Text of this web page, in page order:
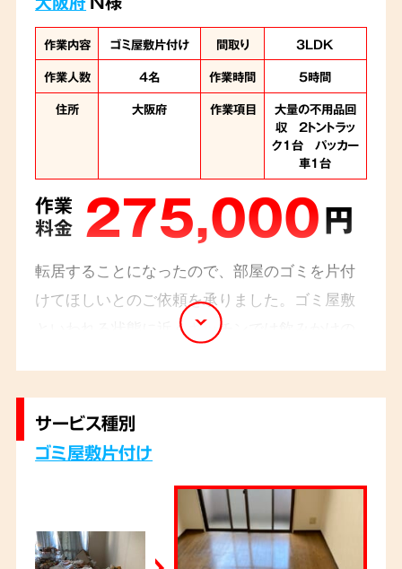
作業内容 ゴミ屋敷片付け 間取り
3LDK
作業人数
4名 作業時間
5時間
住所
大阪府 作業項目
大量の不用品回
収 2トントラッ
ク１台 パッカー
車１台
作業
料金 275,000円
転居することになったので、部屋のゴミを片付
けてほしいとのご依頼を承りました。ゴミ屋敷
といわれる状態に近くキッチンでは飲みかけの
と不用品の仕分けから始め、不用品をどんどん
搬出しスタッフ4名の5時間程で完了し無事にト
サービス種別
ゴミ屋敷片付け